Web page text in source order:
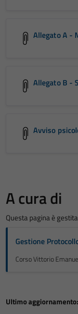
Allegato A -
Allegato B -
Avviso
A cura di
Questa pagina è
Gestione
Corso Vittorio
Ultimo aggiornamento: